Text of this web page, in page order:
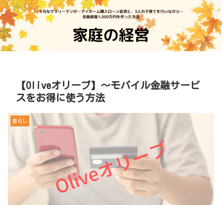
【Oliveオリーブ】～モバイル金融サービ
スをお得に使う方法
暮らし